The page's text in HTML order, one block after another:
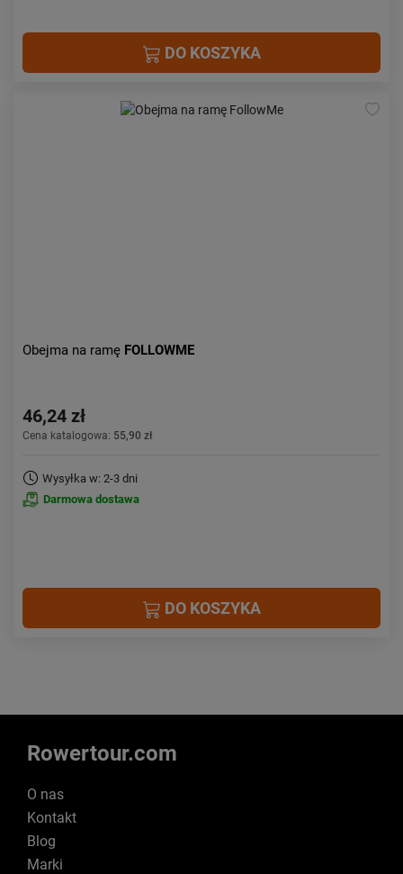
DO KOSZYKA
Obejma na ramę FOLLOWME
46,24 zł
Cena katalogowa: 55,90 zł
Wysyłka w: 2-3 dni
Darmowa dostawa
DO KOSZYKA
Rowertour.com
O nas
Kontakt
Blog
Marki